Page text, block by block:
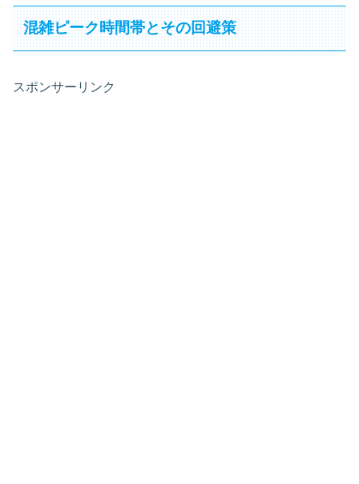
混雑ピーク時間帯とその回避策
スポンサーリンク